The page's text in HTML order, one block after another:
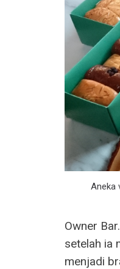
Aneka
Owner
setelah ia
menjadi